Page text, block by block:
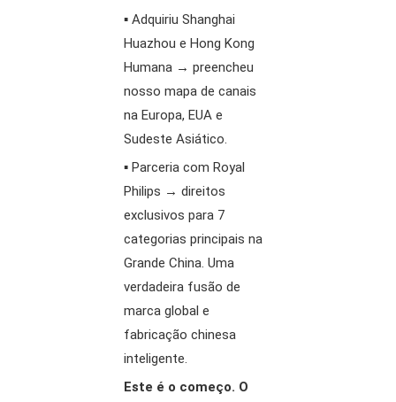
▪️ Adquiriu Shanghai
Huazhou e Hong Kong
Humana → preencheu
nosso mapa de canais
na Europa, EUA e
Sudeste Asiático.
▪️ Parceria com Royal
Philips → direitos
exclusivos para 7
categorias principais na
Grande China. Uma
verdadeira fusão de
marca global e
fabricação chinesa
inteligente.
Este é o começo. O